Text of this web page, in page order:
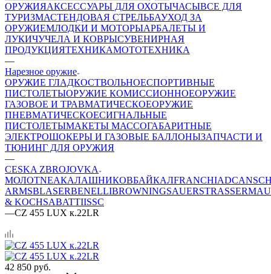
ОРУЖИЯАКСЕССУАРЫ ДЛЯ ОХОТЫЧАСЫВСЕ ДЛЯ
ТУРИЗМАСТЕНДОВАЯ СТРЕЛЬБАУХОД ЗА
ОРУЖИЕМЛОДКИ И МОТОРЫАРБАЛЕТЫ И
ЛУКИЧУЧЕЛА И КОВРЫСУВЕНИРНАЯ
ПРОДУКЦИЯТЕХНИКАМОТОТЕХНИКА
—
Нарезное оружие
ОРУЖИЕ ГЛАДКОСТВОЛЬНОЕСПОРТИВНЫЕ
ПИСТОЛЕТЫОРУЖИЕ КОМИССИОННОЕОРУЖИЕ
ГАЗОВОЕ И ТРАВМАТИЧЕСКОЕОРУЖИЕ
ПНЕВМАТИЧЕСКОЕСИГНАЛЬНЫЕ
ПИСТОЛЕТЫМАКЕТЫ МАССОГАБАРИТНЫЕ
ЭЛЕКТРОШОКЕРЫ И ГАЗОВЫЕ БАЛЛОНЫЗАПЧАСТИ И
ТЮНИНГ ДЛЯ ОРУЖИЯ
—
CESKA ZBROJOVKA
МОЛОТNEAКАЛАШНИКОВБАЙКАЛFRANCHIADC
ARMSBLASERBENELLIBROWNINGSAUERSTRASSER
& KOCHSABATTIISSC
—CZ 455 LUX к.22LR
42 850 руб.